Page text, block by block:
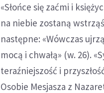
«Słońce się zaćmi i
na niebie zostaną
następne: «Wówczas
mocą i chwałą» (w. 26).
teraźniejszość i
Osobie Mesjasza z